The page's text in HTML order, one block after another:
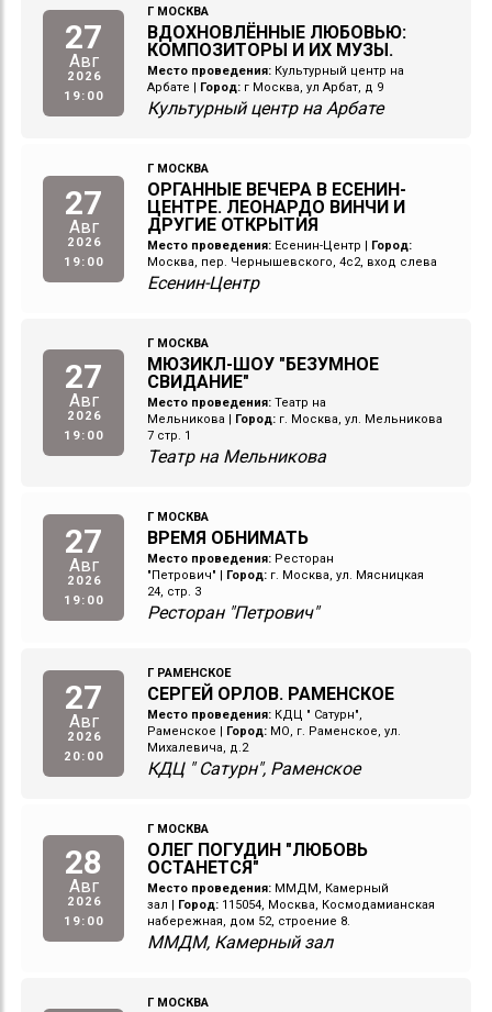
27
Авг
2026
19:00
Г МОСКВА
ВДОХНОВЛЁННЫЕ ЛЮБОВЬЮ:
КОМПОЗИТОРЫ И ИХ МУЗЫ.
Место проведения: Культурный центр на
Арбате
Город: г Москва, ул Арбат, д 9
Культурный центр на Арбате
27
Авг
2026
19:00
Г МОСКВА
ОРГАННЫЕ ВЕЧЕРА В ЕСЕНИН-
ЦЕНТРЕ. ЛЕОНАРДО ВИНЧИ И
ДРУГИЕ ОТКРЫТИЯ
Место проведения: Есенин-Центр
Город:
Москва, пер. Чернышевского, 4с2, вход слева
Есенин-Центр
27
Авг
2026
19:00
Г МОСКВА
МЮЗИКЛ-ШОУ "БЕЗУМНОЕ
СВИДАНИЕ"
Место проведения: Театр на
Мельникова
Город: г. Москва, ул. Мельникова
7 стр. 1
Театр на Мельникова
27
Авг
2026
19:00
Г МОСКВА
ВРЕМЯ ОБНИМАТЬ
Место проведения: Ресторан
"Петрович"
Город: г. Москва, ул. Мясницкая
24, стр. 3
Ресторан "Петрович"
27
Авг
2026
20:00
Г РАМЕНСКОЕ
СЕРГЕЙ ОРЛОВ. РАМЕНСКОЕ
Место проведения: КДЦ " Сатурн",
Раменское
Город: МО, г. Раменское, ул.
Михалевича, д.2
КДЦ " Сатурн", Раменское
28
Авг
2026
19:00
Г МОСКВА
ОЛЕГ ПОГУДИН "ЛЮБОВЬ
ОСТАНЕТСЯ"
Место проведения: ММДМ, Камерный
зал
Город: 115054, Москва, Космодамианская
набережная, дом 52, строение 8.
ММДМ, Камерный зал
Г МОСКВА